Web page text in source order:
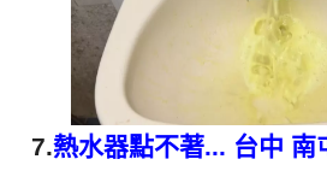
7.熱水器點不著... 台中 南